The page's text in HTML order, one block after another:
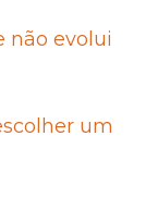
não evolui
um